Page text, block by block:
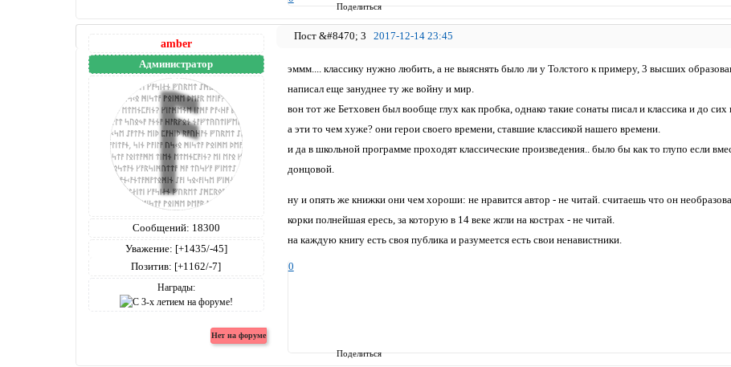
Поделиться
Поделиться
3 2017-12-14 23:45
amber
Администратор
Сообщений: 18300
Уважение: [+1435/-45]
Позитив: [+1162/-7]
Награды:
эммм.... классику нужно любить, а не выяснять было ли у Толстого к примеру, 3 высших
написал еще зануднее ту же войну и мир.
вон тот же Бетховен был вообще глух как пробка, однако такие сонаты писал и классика и до
а эти то чем хуже? они герои своего времени, ставшие классикой нашего времени.
и да в школьной программе проходят классические произведения.. было бы как то глупо если
донцовой.
ну и опять же книжки они чем хороши: не нравится автор - не читай. считаешь что он
корки полнейшая ересь, за которую в 14 веке жгли на кострах - не читай.
на каждую книгу есть своя публика и разумеется есть свои ненавистники.
0